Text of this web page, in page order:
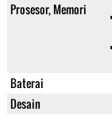
Prosesor, Memori
Baterai
Desain